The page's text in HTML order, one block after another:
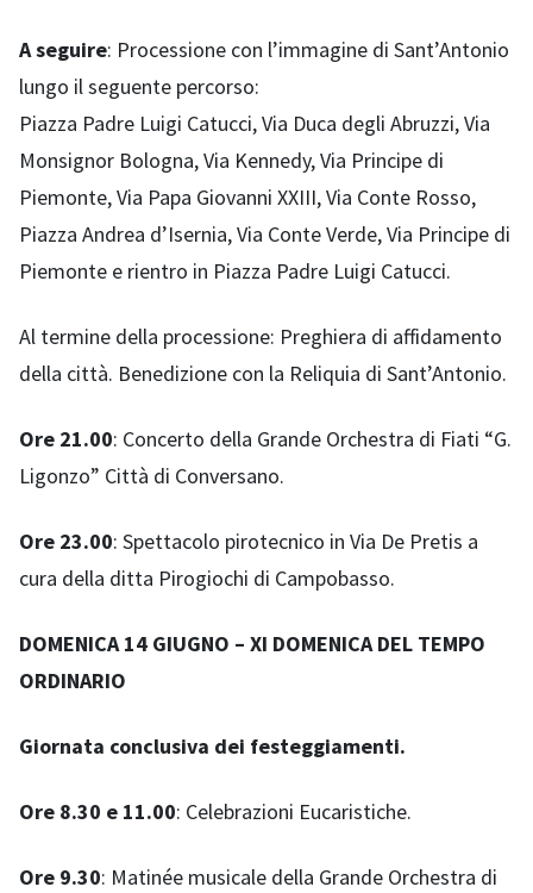
A seguire: Processione con l’immagine di Sant’Antonio
lungo il seguente percorso:
Piazza Padre Luigi Catucci, Via Duca degli Abruzzi, Via
Monsignor Bologna, Via Kennedy, Via Principe di
Piemonte, Via Papa Giovanni XXIII, Via Conte Rosso,
Piazza Andrea d’Isernia, Via Conte Verde, Via Principe di
Piemonte e rientro in Piazza Padre Luigi Catucci.
Al termine della processione: Preghiera di affidamento
della città. Benedizione con la Reliquia di Sant’Antonio.
Ore 21.00: Concerto della Grande Orchestra di Fiati “G.
Ligonzo” Città di Conversano.
Ore 23.00: Spettacolo pirotecnico in Via De Pretis a
cura della ditta Pirogiochi di Campobasso.
DOMENICA 14 GIUGNO – XI DOMENICA DEL TEMPO
ORDINARIO
Giornata conclusiva dei festeggiamenti.
Ore 8.30 e 11.00: Celebrazioni Eucaristiche.
Ore 9.30: Matinée musicale della Grande Orchestra di